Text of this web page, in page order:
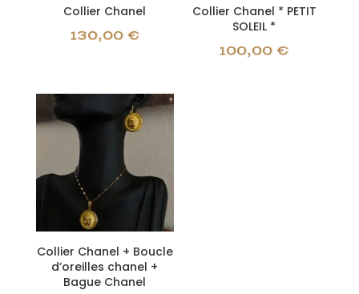
Collier Chanel
130,00 €
Collier Chanel * PETIT
SOLEIL *
100,00€
Collier Chanel + Boucle
d’oreilles chanel +
Bague Chanel